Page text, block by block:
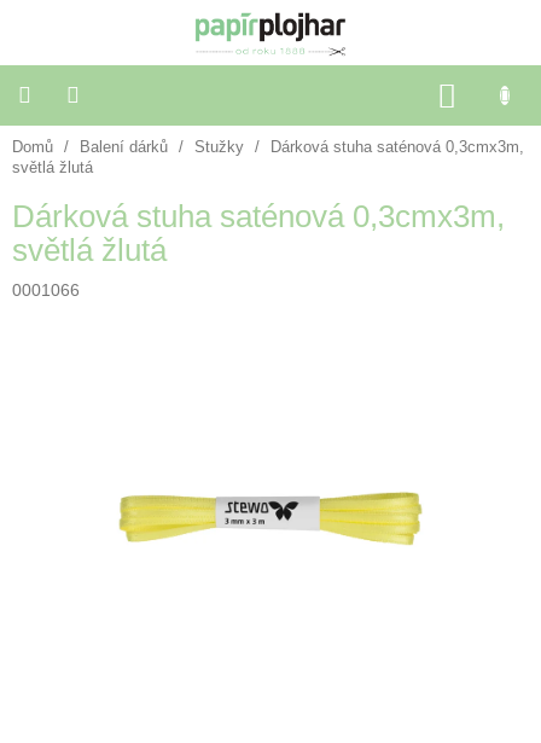
KOŠÍK
Balení
dárků
Dekorace
a
doplňky
Domů / Balení dárků / Stužky /
Dárková stuha saténová 0,3cmx3m,
světlá žlutá
Dárková stuha saténová 0,3cmx3m,
světlá žlutá
0001066